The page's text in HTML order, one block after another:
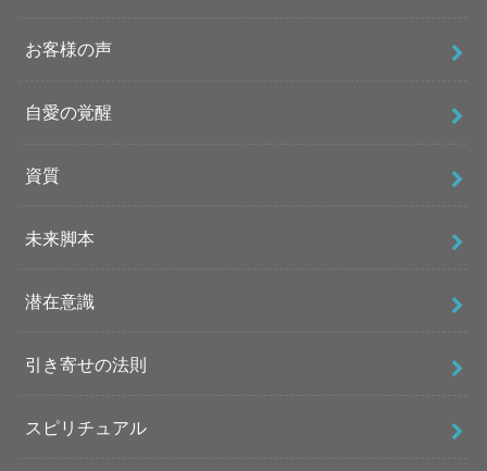
お客様の声
自愛の覚醒
資質
未来脚本
潜在意識
引き寄せの法則
スピリチュアル